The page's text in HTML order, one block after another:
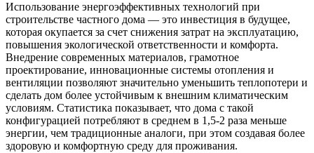
Использование энергоэффективных технологий при
строительстве частного дома — это инвестиция в будущее,
которая окупается за счет снижения затрат на эксплуатацию,
повышения экологической ответственности и комфорта.
Внедрение современных материалов, грамотное
проектирование, инновационные системы отопления и
вентиляции позволяют значительно уменьшить теплопотери и
сделать дом более устойчивым к внешним климатическим
условиям. Статистика показывает, что дома с такой
конфигурацией потребляют в среднем в 1,5-2 раза меньше
энергии, чем традиционные аналоги, при этом создавая более
здоровую и комфортную среду для проживания.